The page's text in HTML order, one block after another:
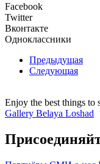
Facebook
Twitter
Вконтакте
Одноклассники
Предыдущая
Следующая
Enjoy the best things to
Gallery Belaya Loshad